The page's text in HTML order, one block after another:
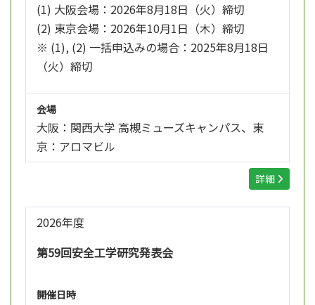
(1) 大阪会場：2026年8月18日（火）締切
(2) 東京会場：2026年10月1日（木）締切
※ (1), (2) 一括申込みの場合：2025年8月18日
（火）締切
会場
大阪：関西大学 高槻ミューズキャンパス、東
京：アロマビル
詳細
2026年度
第59回安全工学研究発表会
開催日時